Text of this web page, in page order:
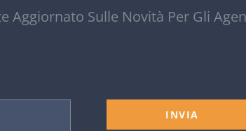
Sulle Novità Per Gli
INVIA